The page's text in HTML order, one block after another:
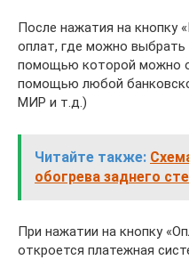
После нажатия на кнопку
оплат, где можно выбрать
помощью которой можно
помощью любой
МИР и т.д.)
Читайте также:
обогрева заднего
При нажатии на кнопку
откроется платежная